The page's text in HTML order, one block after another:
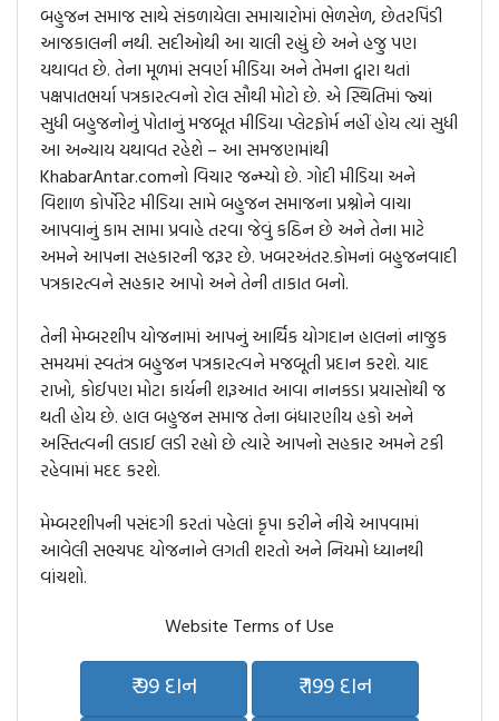
બહુજન સમાજ સાથે સંકળાયેલા સમાચારોમાં ભેળસેળ, છેતરપિંડી
આજકાલની નથી. સદીઓથી આ ચાલી રહ્યું છે અને હજુ પણ
યથાવત છે. તેના મૂળમાં સવર્ણ મીડિયા અને તેમના દ્વારા થતાં
પક્ષપાતભર્યા પત્રકારત્વનો રોલ સૌથી મોટો છે. એ સ્થિતિમાં જ્યાં
સુધી બહુજનોનું પોતાનું મજબૂત મીડિયા પ્લેટફોર્મ નહીં હોય ત્યાં સુધી
આ અન્યાય યથાવત રહેશે – આ સમજણમાંથી
KhabarAntar.comનો વિચાર જન્મ્યો છે. ગોદી મીડિયા અને
વિશાળ કોર્પોરેટ મીડિયા સામે બહુજન સમાજના પ્રશ્નોને વાચા
આપવાનું કામ સામા પ્રવાહે તરવા જેવું કઠિન છે અને તેના માટે
અમને આપના સહકારની જરૂર છે. ખબરઅંતર.કોમનાં બહુજનવાદી
પત્રકારત્વને સહકાર આપો અને તેની તાકાત બનો.
તેની મેમ્બરશીપ યોજનામાં આપનું આર્થિક યોગદાન હાલનાં નાજુક
સમયમાં સ્વતંત્ર બહુજન પત્રકારત્વને મજબૂતી પ્રદાન કરશે. યાદ
રાખો, કોઈપણ મોટા કાર્યની શરૂઆત આવા નાનકડા પ્રયાસોથી જ
થતી હોય છે. હાલ બહુજન સમાજ તેના બંધારણીય હકો અને
અસ્તિત્વની લડાઈ લડી રહ્યો છે ત્યારે આપનો સહકાર અમને ટકી
રહેવામાં મદદ કરશે.
મેમ્બરશીપની પસંદગી કરતાં પહેલાં કૃપા કરીને નીચે આપવામાં
આવેલી સભ્યપદ યોજનાને લગતી શરતો અને નિયમો ધ્યાનથી
વાંચશો.
Website Terms of Use
₹ 99 દાન
₹ 199 દાન